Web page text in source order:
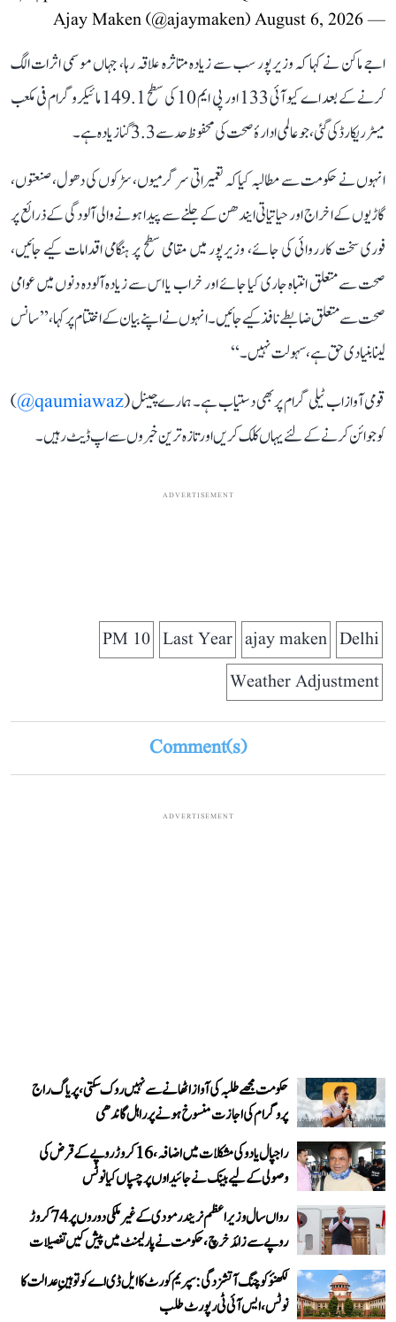
— Ajay Maken (@ajaymaken)
August 6, 2026
اجے ماکن نے کہا کہ وزیرپور سب سے زیادہ متاثرہ علاقہ رہا، جہاں موسمی اثرات الگ
کرنے کے بعد اے کیو آئی 133 اور پی ایم 10 کی سطح 149.1 مائیکروگرام فی مکعب
میٹر ریکارڈ کی گئی، جو عالمی ادارۂ صحت کی محفوظ حد سے 3.3 گنا زیادہ ہے۔
انہوں نے حکومت سے مطالبہ کیا کہ تعمیراتی سرگرمیوں، سڑکوں کی دھول، صنعتوں،
گاڑیوں کے اخراج اور حیاتیاتی ایندھن کے جلنے سے پیدا ہونے والی آلودگی کے ذرائع پر
فوری سخت کارروائی کی جائے، وزیرپور میں مقامی سطح پر ہنگامی اقدامات کیے جائیں،
صحت سے متعلق انتباہ جاری کیا جائے اور خراب یا اس سے زیادہ آلودہ دنوں میں عوامی
صحت سے متعلق ضابطے نافذ کیے جائیں۔ انہوں نے اپنے بیان کے اختتام پر کہا، ’’سانس
لینا بنیادی حق ہے، سہولت نہیں۔‘‘
قومی آواز اب ٹیلی گرام پر بھی دستیاب ہے۔ ہمارے چینل (qaumiawaz@
)
کو جوائن کرنے کے لئے یہاں کلک کریں اور تازہ ترین خبروں سے اپ ڈیٹ رہیں۔
ADVERTISEMENT
Delhi
ajay maken
Last Year
PM 10
Weather Adjustment
Comment(s)
ADVERTISEMENT
حکومت مجھے طلبہ کی آواز اٹھانے سے نہیں روک سکتی، پریاگ راج
پروگرام کی اجازت منسوخ ہونے پر راہل گاندھی
راجپال یادو کی مشکلات میں اضافہ، 16 کروڑ روپے کے قرض کی
وصولی کے لیے بینک نے جائیداوں پر چسپاں کیا نوٹس
رواں سال وزیر اعظم نریندر مودی کے غیر ملکی دوروں پر 74 کروڑ
روپے سے زائد خرچ، حکومت نے پارلیمنٹ میں پیش کیں تفصیلات
لکھنؤ کوچنگ آتشزدگی: سپریم کورٹ کا ایل ڈی اے کو توہینِ عدالت کا
نوٹس، ایس آئی ٹی رپورٹ طلب